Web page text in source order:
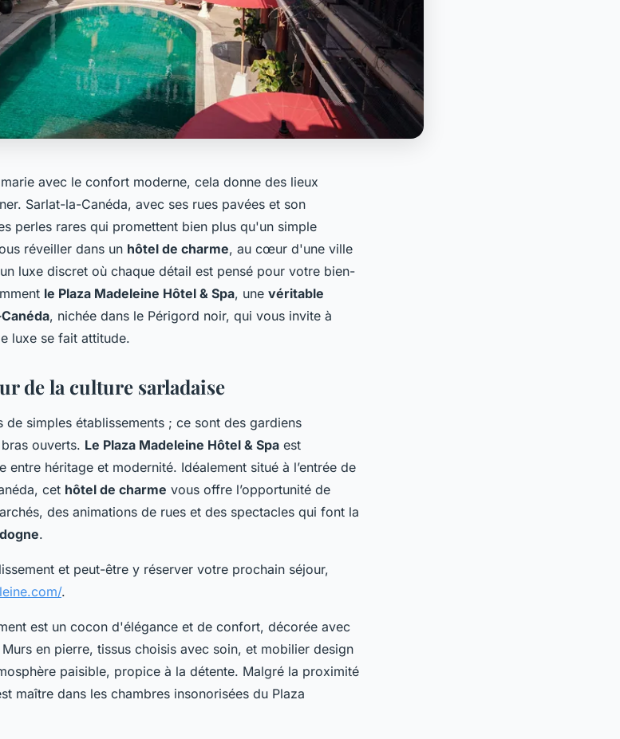
avec le confort moderne, cela donne des lieux
Sarlat-la-Canéda, avec ses rues pavées et son
perles rares qui promettent bien plus qu'un simple
réveiller dans un hôtel de charme, au cœur d'une ville
luxe discret où chaque détail est pensé pour votre bien-
le Plaza Madeleine Hôtel & Spa, une véritable
, nichée dans le Périgord noir, qui vous invite à
luxe se fait attitude.
de la culture sarladaise
de simples établissements ; ce sont des gardiens
ouverts. Le Plaza Madeleine Hôtel & Spa est
héritage et modernité. Idéalement situé à l’entrée de
cet hôtel de charme vous offre l’opportunité de
des animations de rues et des spectacles qui font la
.
et peut-être y réserver votre prochain séjour,
.
est un cocon d'élégance et de confort, décorée avec
en pierre, tissus choisis avec soin, et mobilier design
paisible, propice à la détente. Malgré la proximité
maître dans les chambres insonorisées du Plaza